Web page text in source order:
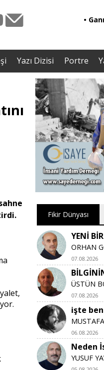
•
•
Yazı Dizisi Portre
Fikir Dünyası
YENİ
ORHAN
07.08.2026
ÜSTÜN
07.08.2026
işte
06.08.2026
Neden
YUSUF